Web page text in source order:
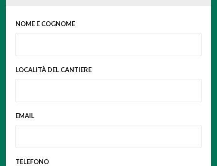
NOME E COGNOME
LOCALITÀ DEL CANTIERE
EMAIL
TELEFONO